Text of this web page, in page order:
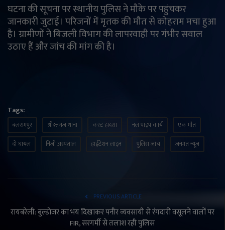
घटना की सूचना पर स्थानीय पुलिस ने मौके पर पहुंचकर
जानकारी जुटाई। परिजनों में मृतक की मौत से कोहराम मचा हुआ
है। ग्रामीणों ने बिजली विभाग की लापरवाही पर गंभीर सवाल
उठाए हैं और जांच की मांग की है।
Tags:
बलरामपुर श्रीदत्तगंज थाना करंट हादसा नल पाइप कार्य
एक मौत
दो घायल
निजी अस्पताल हाईटेंशन लाइन पुलिस जांच जनमत न्यूज
PREVIOUS ARTICLE
रायबरेली: बुल्डोजर का भय दिखाकर पनीर व्यवसायी से रंगदारी वसूलने वालों पर
FIR, सरगर्मी से तलाश रही पुलिस